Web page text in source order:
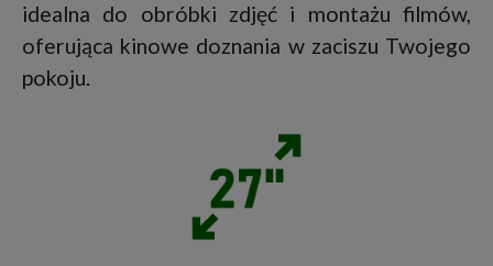
idealna do obróbki zdjęć i montażu filmów,
oferująca kinowe doznania w zaciszu Twojego
pokoju.